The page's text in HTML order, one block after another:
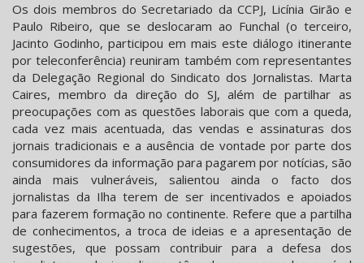
Os dois membros do Secretariado da CCPJ, Licínia Girão e
Paulo Ribeiro, que se deslocaram ao Funchal (o terceiro,
Jacinto Godinho, participou em mais este diálogo itinerante
por teleconferência) reuniram também com representantes
da Delegação Regional do Sindicato dos Jornalistas. Marta
Caires, membro da direção do SJ, além de partilhar as
preocupações com as questões laborais que com a queda,
cada vez mais acentuada, das vendas e assinaturas dos
jornais tradicionais e a ausência de vontade por parte dos
consumidores da informação para pagarem por notícias, são
ainda mais vulneráveis, salientou ainda o facto dos
jornalistas da Ilha terem de ser incentivados e apoiados
para fazerem formação no continente. Refere que a partilha
de conhecimentos, a troca de ideias e a apresentação de
sugestões, que possam contribuir para a defesa dos